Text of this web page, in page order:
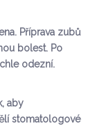
Příprava zubů
bolest. Po
odezní.
aby
stomatologové